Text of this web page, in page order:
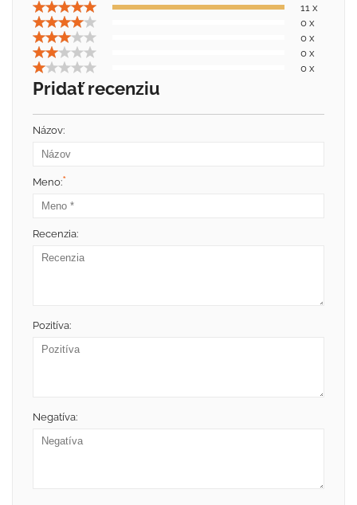
11 x
0 x
0 x
0 x
0 x
Pridať recenziu
Názov:
Meno:*
Recenzia:
Pozitíva:
Negatíva: